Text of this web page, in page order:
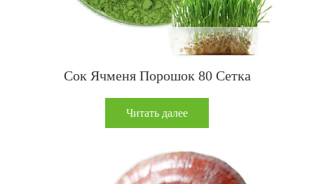
Сок Ячменя Порошок 80 Сетка
Читать далее